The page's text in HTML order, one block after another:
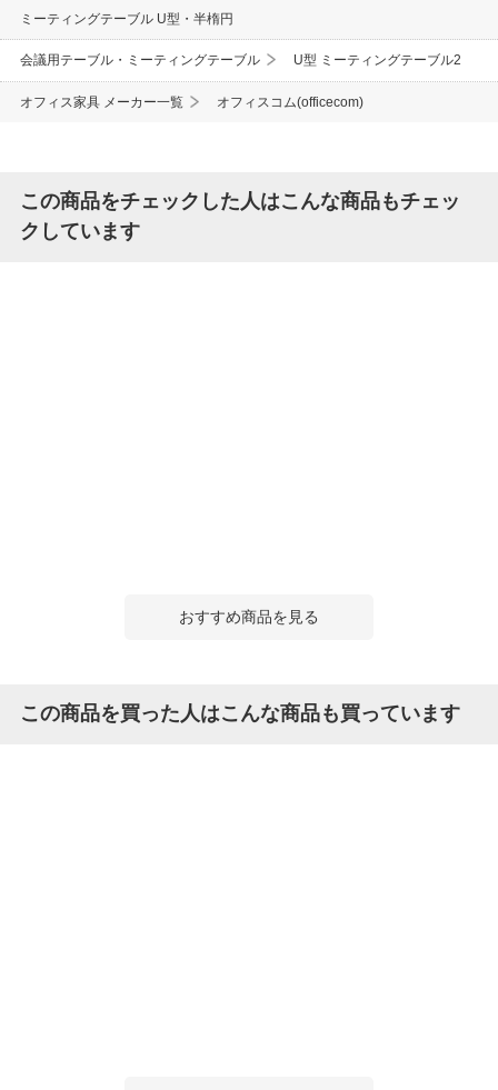
ミーティングテーブル U型・半楕円
会議用テーブル・ミーティングテーブル U型 ミーティングテーブル2
オフィス家具 メーカー一覧 オフィスコム(officecom)
この商品をチェックした人はこんな商品もチェッ
クしています
おすすめ商品を見る
この商品を買った人はこんな商品も買っています